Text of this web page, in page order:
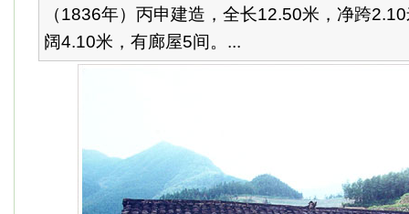
（1836年）丙申建造，全长12.50米，净跨
阔4.10米，有廊屋5间。...